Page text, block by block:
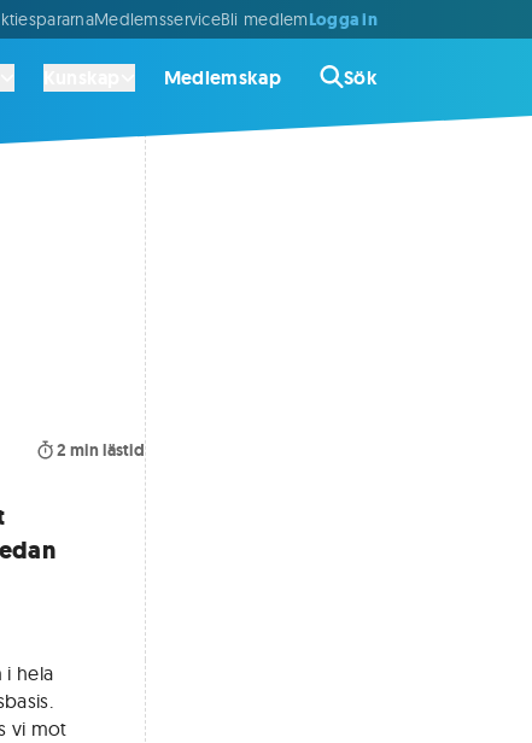
MedlemsserviceBli medlemLogga in
Medlemskap Sök
2 min lästid
i hela
vi mot